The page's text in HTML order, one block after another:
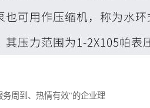
周到、热情有效"的企业理